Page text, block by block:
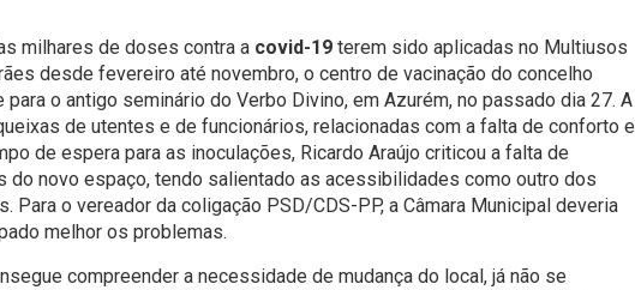
milhares de doses contra a covid-19 terem sido aplicadas no Multiusos
desde fevereiro até novembro, o centro de vacinação do concelho
para o antigo seminário do Verbo Divino, em Azurém, no passado dia 27. A
de utentes e de funcionários, relacionadas com a falta de conforto e
de espera para as inoculações, Ricardo Araújo criticou a falta de
do novo espaço, tendo salientado as acessibilidades como outro dos
Para o vereador da coligação PSD/CDS-PP, a Câmara Municipal deveria
melhor os problemas.
compreender a necessidade de mudança do local, já não se